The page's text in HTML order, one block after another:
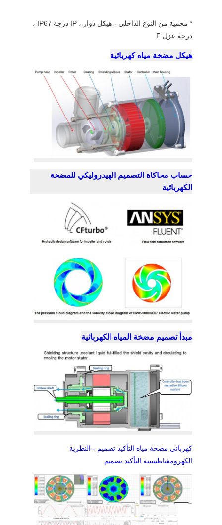
* محمية من النوع الداخلي - هيكل دوار ، IP درجة IP67 ،
درجة عزل F.
هيكل مضخة مياه كهربائية
حساب محاكاة التصميم الهيدروليكي للمضخة
الكهربائية
مبدأ تصميم مضخة المياه الكهربائية
كهربائي مضخة مياه التأكيد تصميم - النظرية
الكهرومغناطيسية التأكيد تصميم